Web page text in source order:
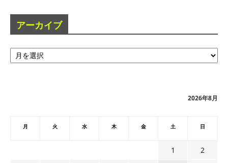
アーカイブ
ア
ー
2026年8月
月 火 水 木 金 土 日
1
2